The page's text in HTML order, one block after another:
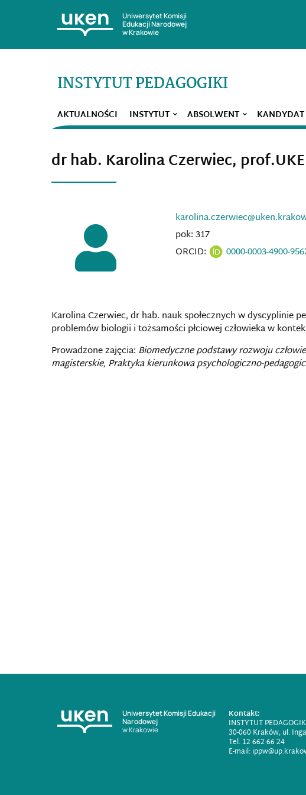
Uniwersytet Komisji
Edukacji Narodowej
w Krakowie
INSTYTUT PEDAGOGIKI
AKTUALNOŚCI INSTYTUT ABSOLWENT KANDYDAT
dr hab. Karolina Czerwiec,
pok: 317
ORCID:
0000-0003-4900-
Karolina Czerwiec, dr hab. nauk społecznych w dyscyplinie
problemów biologii i tożsamości płciowej człowieka w
Prowadzone zajęcia: Biomedyczne podstawy rozwoju
magisterskie, Praktyka kierunkowa psychologiczno-
Uniwersytet Komisji Edukacji
Narodowej
w Krakowie
Kontakt:
INSTYTUT
30-060 Kraków, ul.
Tel. 12 662 66 24
E-mail: